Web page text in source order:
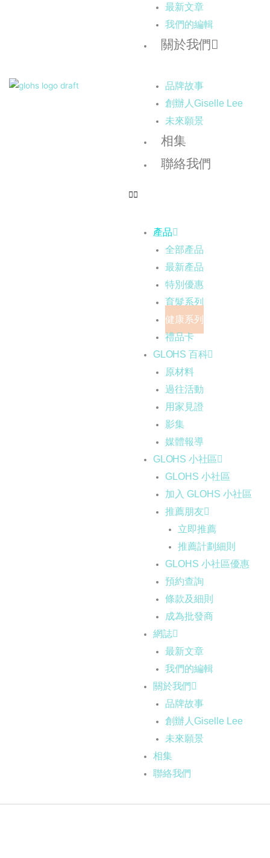
最新文章
我們的編輯
關於我們
品牌故事
創辦人Giselle Lee
未來願景
相集
聯絡我們
產品
全部產品
最新產品
特別優惠
育髮系列
健康系列
禮品卡
GLOHS 百科
原材料
過往活動
用家見證
影集
媒體報導
GLOHS 小社區
GLOHS 小社區
加入 GLOHS 小社區
推薦朋友
立即推薦
推薦計劃細則
GLOHS 小社區優惠
預約查詢
條款及細則
成為批發商
網誌
最新文章
我們的編輯
關於我們
品牌故事
創辦人Giselle Lee
未來願景
相集
聯絡我們